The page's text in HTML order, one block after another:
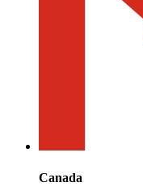
Canada